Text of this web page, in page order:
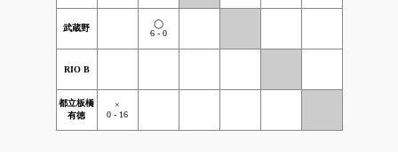
武蔵野
◯
6 - 0
RIO B
都立板橋
有徳
×
0 - 16